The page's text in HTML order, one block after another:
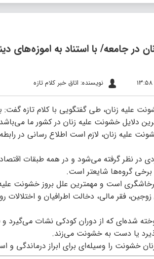
در جامعه/ با استناد به اموزه‌های
نویسنده: اتاق خبر کلام تازه
علیه زنان، طی گفتگویی با کلام تازه
دلایل خشونت علیه زنان در کشور ما
علیه زنان، لازم است اطلاع رسانی در
در نظر گرفته می‌شود و در همه طبقات
گروه‌ها شایعتر است.
است و مهمترین علل بروز خشونت
فقر مالی، دخالت اطرافیان و اختلالات
شده‌ای که از دوران کودکی نشات می‌گیرد
یا دست به خشونت می‌زند.
خشونت را وسیله‌ای برای ابراز درماندگی و